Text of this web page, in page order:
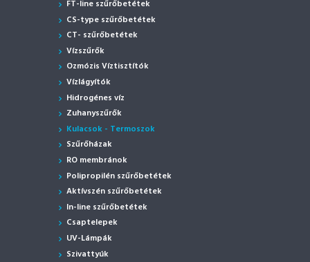
FT-line szűrőbetétek
CS-type szűrőbetétek
CT- szűrőbetétek
Vízszűrők
Ozmózis Víztisztítók
Vízlágyítók
Hidrogénes víz
Zuhanyszűrők
Kulacsok - Termoszok
Szűrőházak
RO membránok
Polipropilén szűrőbetétek
Aktívszén szűrőbetétek
In-line szűrőbetétek
Csaptelepek
UV-Lámpák
Szivattyúk